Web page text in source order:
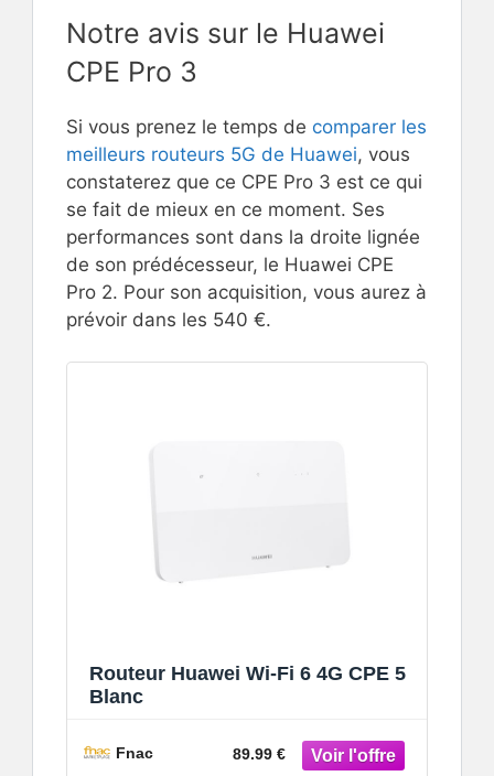
Notre avis sur le Huawei
CPE Pro 3
Si vous prenez le temps de comparer les
meilleurs routeurs 5G de Huawei, vous
constaterez que ce CPE Pro 3 est ce qui
se fait de mieux en ce moment. Ses
performances sont dans la droite lignée
de son prédécesseur, le Huawei CPE
Pro 2. Pour son acquisition, vous aurez à
prévoir dans les 540 €.
Routeur Huawei Wi-Fi 6 4G CPE 5
Blanc
Fnac 89.99 €